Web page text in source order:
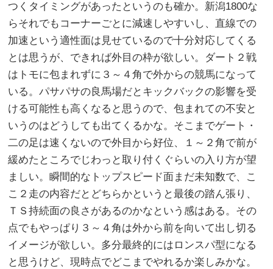
つくタイミングがあったというのも確か。新潟1800な
らそれでもコーナーごとに減速しやすいし、直線での
加速という適性面は見せているので十分対応してくる
とは思うが、できれば外目の枠が欲しい。ダート２戦
はトモに包まれずに３～４角で外からの競馬になって
いる。パサパサの良馬場だとキックバックの影響を受
ける可能性も高くなると思うので、包まれての不安と
いうのはどうしても出てくるかな。そこまでゲート・
二の足は速くないので外目から好位、１～２角で前が
緩めたところでじわっと取り付くぐらいの入り方が望
ましい。瞬間的なトップスピード面まだ未知数で、こ
こ２走の内容だとどちらかというと最後の踏ん張り、
ＴＳ持続面の良さがあるのかなという感はある。その
点でもやっぱり３～４角は外から前を向いて出し切る
イメージが欲しい。多分最終的にはロンスパ型になる
と思うけど、現時点でどこまでやれるか楽しみかな。